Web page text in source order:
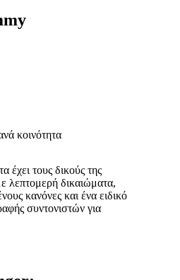
κοινότητα
έχει τους δικούς της
λεπτομερή δικαιώματα,
κανόνες και ένα ειδικό
συντονιστών για